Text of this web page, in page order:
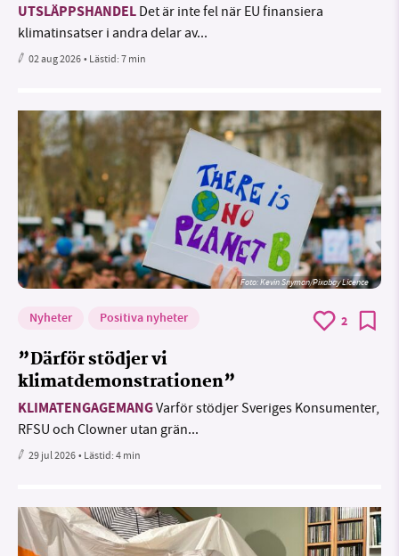
UTSLÄPPSHANDEL Det är inte fel när EU finansiera
klimatinsatser i andra delar av...
02 aug 2026• Lästid:7 min
Foto:Kevin Snyman/Pixabay Licence
Nyheter Positiva nyheter 2
”Därför stödjer vi
klimatdemonstrationen”
KLIMATENGAGEMANGVarför stödjer Sveriges Konsumenter,
RFSU och Clowner utan grän...
29 jul 2026• Lästid:4 min